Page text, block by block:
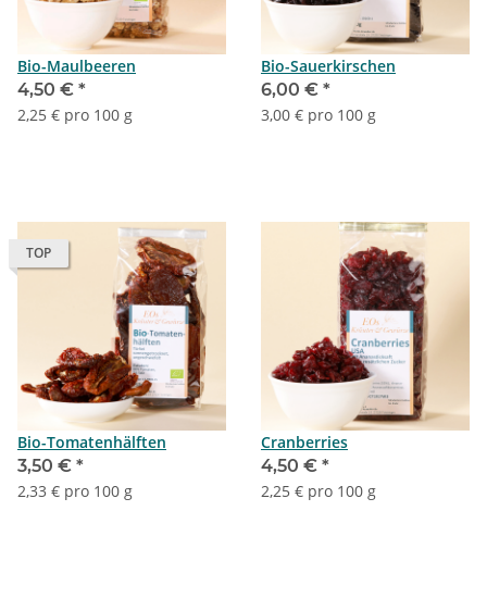
Bio-Maulbeeren
4,50 € *
2,25 € pro 100 g
Bio-Sauerkirschen
6,00 € *
3,00 € pro 100 g
TOP
Bio-Tomatenhälften
3,50 € *
2,33 € pro 100 g
Cranberries
4,50 € *
2,25 € pro 100 g